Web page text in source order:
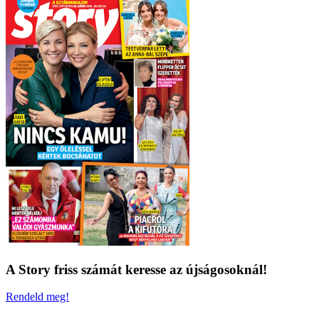
A Story friss számát keresse az újságosoknál!
Rendeld meg!